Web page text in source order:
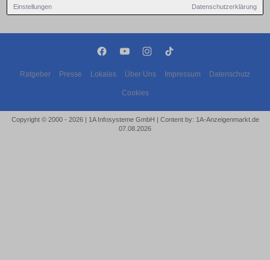
Einstellungen Datenschutzerklärung
Ratgeber Presse Lokales Über Uns Impressum Datenschutz
Cookies
Copyright © 2000 - 2026 | 1A Infosysteme GmbH | Content by: 1A-Anzeigenmarkt.de
07.08.2026